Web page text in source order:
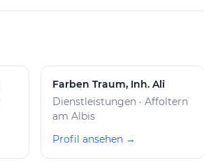
Farben Traum, Inh. Ali
Dienstleistungen · Affoltern
am Albis
Profil ansehen →